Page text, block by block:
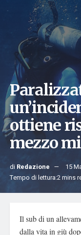
ottiene
mezzo
di Redazione 15
Tempo di lettura:2 mins
Il sub di un
dalla vita in giù